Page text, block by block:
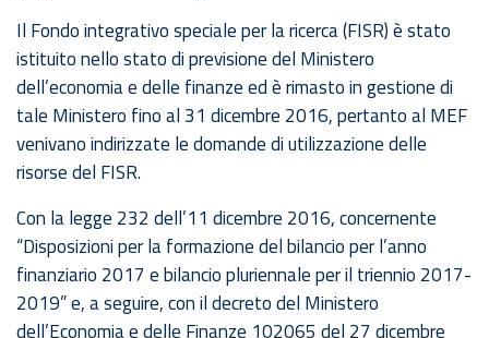
Il Fondo integrativo speciale per la ricerca (FISR) è stato
istituito nello stato di previsione del Ministero
dell’economia e delle finanze ed è rimasto in gestione di
tale Ministero fino al 31 dicembre 2016, pertanto al MEF
venivano indirizzate le domande di utilizzazione delle
risorse del FISR.
Con la legge 232 dell’11 dicembre 2016, concernente
“Disposizioni per la formazione del bilancio per l’anno
finanziario 2017 e bilancio pluriennale per il triennio 2017-
2019” e, a seguire, con il decreto del Ministero
dell’Economia e delle Finanze 102065 del 27 dicembre